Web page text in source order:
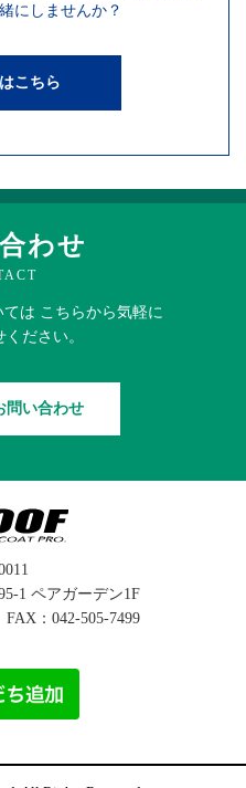
にしませんか？
こちら
わせ
ては こちらから気軽に
ださい。
問い合わせ
1 ペアガーデン1F
FAX：042-505-7499